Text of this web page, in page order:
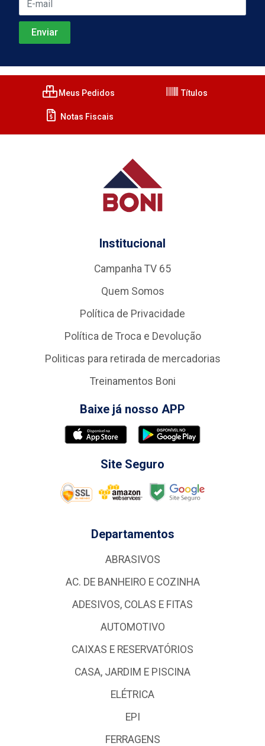
Meus Pedidos Títulos
Notas Fiscais
Institucional
Campanha TV 65
Quem Somos
Política de Privacidade
Política de Troca e Devolução
Politicas para retirada de mercadorias
Treinamentos Boni
Baixe já nosso APP
Site Seguro
Departamentos
ABRASIVOS
AC. DE BANHEIRO E COZINHA
ADESIVOS, COLAS E FITAS
AUTOMOTIVO
CAIXAS E RESERVATÓRIOS
CASA, JARDIM E PISCINA
ELÉTRICA
EPI
FERRAGENS